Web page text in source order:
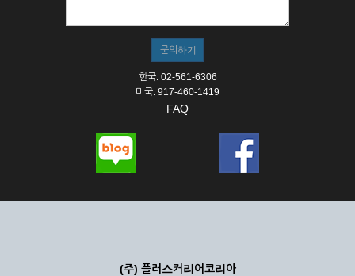
② 시스템 점검, 교체 및 고장, 기술적인 이유, 국가비상사태, 정
스가 불가능할 경우 회사는 사전 공지나 예고 없이 서비스의 전
부 또는 일부를 일시적 또는 영구적으로 중지할 수 있습니다.
③ 기타 회사는 서비스를 제공할 수 없는 합당한 사유가 발생한
④ 회사는 제 2항 및 제 3항의 사유로 서비스의 제공이 일시적
여 배상하지 않습니다.
제3장 권리 및 의무
공할 수 있도록 최선의 노력을 다하여야 합니다.
한국: 02-561-6306
미국: 917-460-1419
FAQ
(주) 플러스커리어코리아